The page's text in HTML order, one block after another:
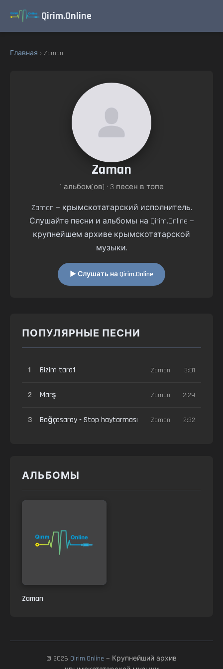
Qirim.Online
Главная › Zaman
Zaman
1 альбом(ов) • 3 песен в топе
Zaman — крымскотатарский исполнитель.
Слушайте песни и альбомы на Qirim.Online —
крупнейшем архиве крымскотатарской
музыки.
▶ Слушать на Qirim.Online
ПОПУЛЯРНЫЕ ПЕСНИ
1 Bizim taraf Zaman 3:01
2 Marş Zaman 2:29
3 Bağçasaray - Stop haytarması Zaman 2:32
АЛЬБОМЫ
Zaman
© 2026 Qirim.Online — Крупнейший архив